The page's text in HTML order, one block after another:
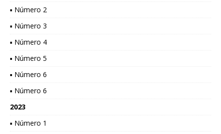
▪ Número 2
▪ Número 3
▪ Número 4
▪ Número 5
▪ Número 6
▪ Número 6
2023
▪ Número 1